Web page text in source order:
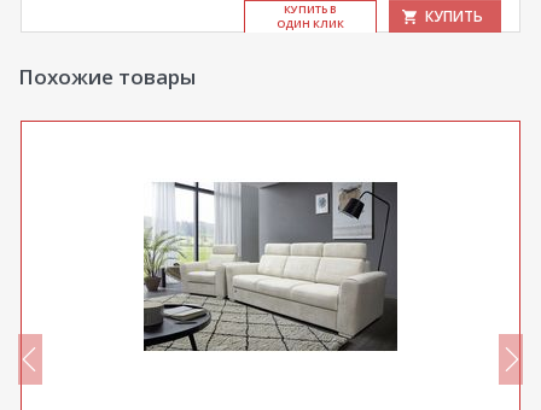
КУ­ПИТЬ В
ОДИН КЛИК
КУПИТЬ
Похожие товары